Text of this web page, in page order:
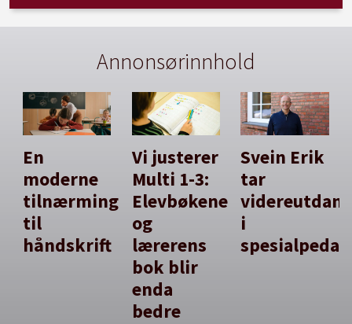
Annonsørinnhold
En
moderne
tilnærming
til
håndskrift
Vi justerer
Multi 1-3:
Elevbøkene
og
lærerens
bok blir
enda
bedre
Svein Erik
tar
i